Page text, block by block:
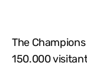
The
150.000